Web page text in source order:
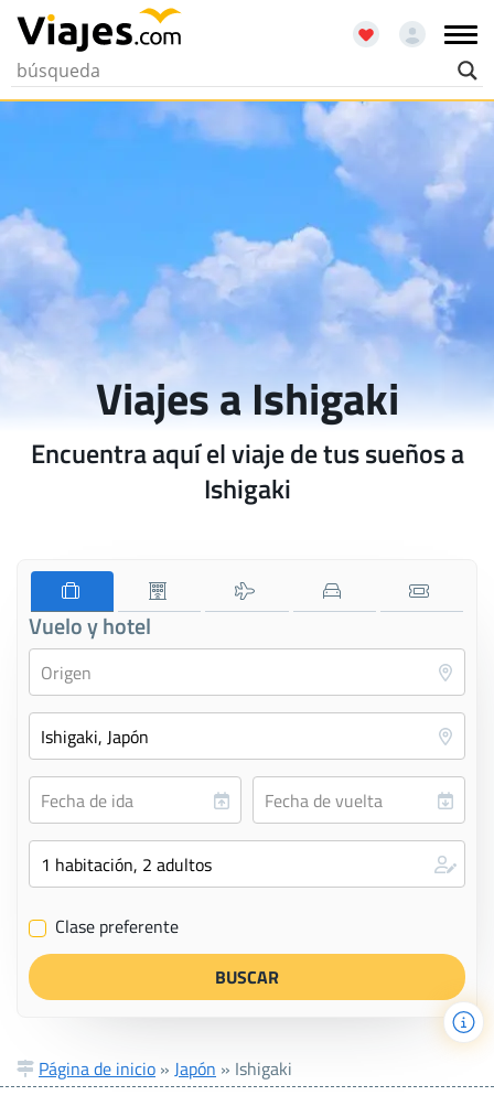
Viajes a Ishigaki
Encuentra aquí el viaje de tus sueños a
Ishigaki
Vuelo y hotel
✔ Clase preferente
Página de inicio » Japón » Ishigaki